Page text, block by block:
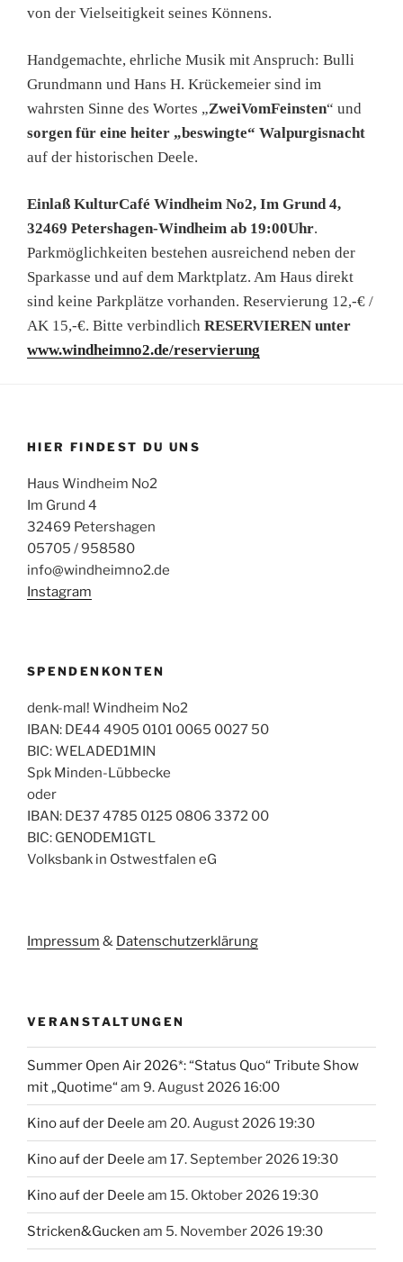
von der Vielseitigkeit seines Könnens.
Handgemachte, ehrliche Musik mit Anspruch: Bulli
Grundmann und Hans H. Krückemeier sind im
wahrsten Sinne des Wortes „ZweiVomFeinsten“ und
sorgen für eine heiter „beswingte“ Walpurgisnacht
auf der historischen Deele.
Einlaß KulturCafé Windheim No2, Im Grund 4,
32469 Petershagen-Windheim ab 19:00Uhr.
Parkmöglichkeiten bestehen ausreichend neben der
Sparkasse und auf dem Marktplatz. Am Haus direkt
sind keine Parkplätze vorhanden. Reservierung 12,-€ /
AK 15,-€. Bitte verbindlich RESERVIEREN unter
www.windheimno2.de/reservierung
HIER FINDEST DU UNS
Haus Windheim No2
Im Grund 4
32469 Petershagen
05705 / 958580
info@windheimno2.de
Instagram
SPENDENKONTEN
denk-mal! Windheim No2
IBAN: DE44 4905 0101 0065 0027 50
BIC: WELADED1MIN
Spk Minden-Lübbecke
oder
IBAN: DE37 4785 0125 0806 3372 00
BIC: GENODEM1GTL
Volksbank in Ostwestfalen eG
Impressum & Datenschutzerklärung
VERANSTALTUNGEN
Summer Open Air 2026*: “Status Quo“ Tribute Show
mit „Quotime“ am 9. August 2026 16:00
Kino auf der Deele am 20. August 2026 19:30
Kino auf der Deele am 17. September 2026 19:30
Kino auf der Deele am 15. Oktober 2026 19:30
Stricken&Gucken am 5. November 2026 19:30